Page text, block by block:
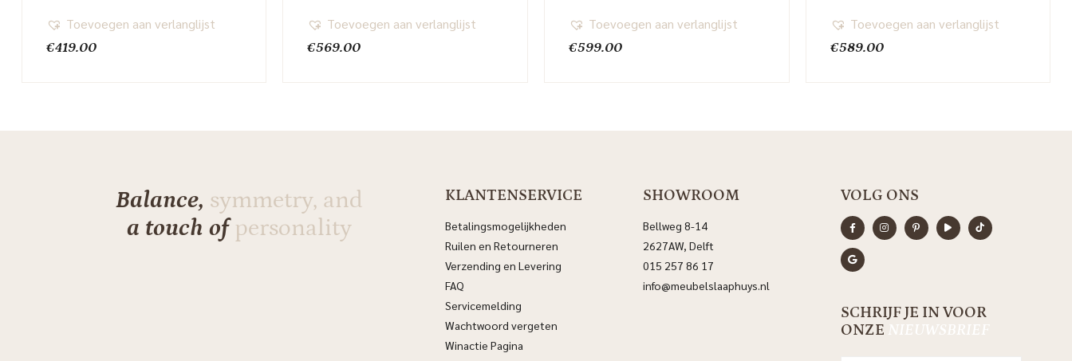
€419.00
Toevoegen aan verlanglijst
€569.00
Toevoegen aan verlanglijst
€599.00
Toevoegen aan verlanglijst
€589.00
Toevoegen aan verlanglijst
Balance, symmetry, and
a touch ofpersonality
KLANTENSERVICE
Betalingsmogelijkheden
Ruilen en Retourneren
Verzending en Levering
FAQ
Servicemelding
Wachtwoord vergeten
Winactie Pagina
SHOWROOM
Bellweg 8-14
2627AW, Delft
015 257 86 17
info@meubelslaaphuys.nl
VOLG ONS
SCHRIJF JE IN VOOR
ONZE NIEUWSBRIEF